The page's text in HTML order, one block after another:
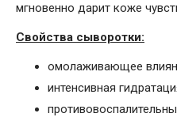
мгновенно дарит коже
Свойства сыворотки:
омолаживающее
интенсивная